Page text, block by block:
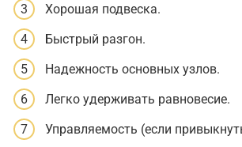
Хорошая подвеска.
Быстрый разгон.
Надежность основных узлов.
Легко удерживать равновесие.
Управляемость (если